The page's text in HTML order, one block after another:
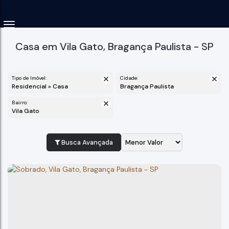
Casa em Vila Gato, Bragança Paulista - SP
Tipo de Imóvel:
Residencial » Casa
Cidade:
Bragança Paulista
Bairro:
Vila Gato
Busca Avançada